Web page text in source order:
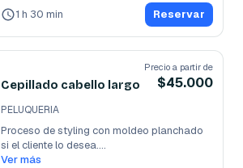
1 h 30 min Reservar
Cepillado cabello largo
Precio a partir de
$45.000
PELUQUERIA
Proceso de styling con moldeo planchado
si el cliente lo desea.
Este servicio
Ver más